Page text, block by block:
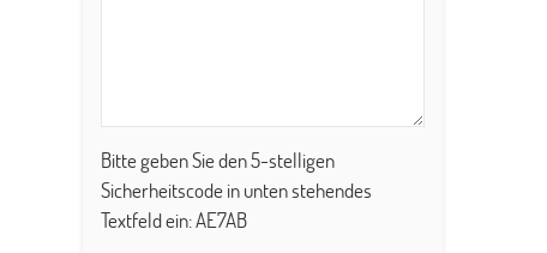
Bitte geben Sie den 5-stelligen
Sicherheitscode in unten stehendes
Textfeld ein:AE7AB